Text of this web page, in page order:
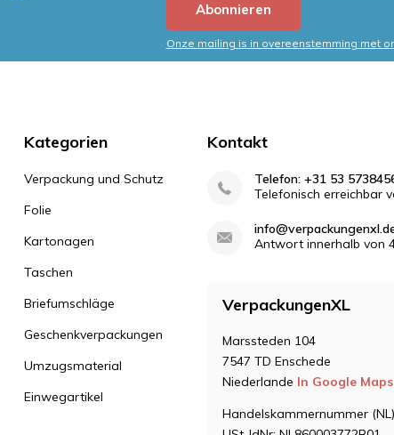
Abonnieren
Onze mailing is in overeenstemming met
Kategorien
Verpackung und Schutz
Folie
Kartonagen
Taschen
Briefumschläge
Geschenkverpackungen
Umzugsmaterial
Einwegartikel
Kontakt
Telefon: +31 53
Telefonisch erreichbar
Antwort innerhalb von
VerpackungenXL
Marssteden 104
7547 TD Enschede
Niederlande In Google
Handelskammernummer